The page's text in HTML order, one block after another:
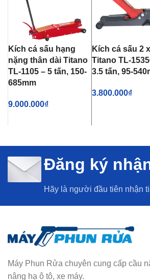
Kích cá sấu hạng
nặng thân dài Titano
TL-1105 – 5 tấn, 150-
685mm
9.000.000₫
Kích cá sấu 2
Titano TL-
3.5 tấn, 95-
3.800.000₫
Đăng ký
Hãy là người đầu tiên nhận
Máy Phun Rửa chuyên cung cấp cầu
nâng hạ ô tô, xe máy.